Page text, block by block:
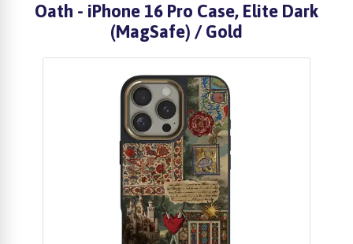
Oath - iPhone 16 Pro Case, Elite Dark
(MagSafe) / Gold